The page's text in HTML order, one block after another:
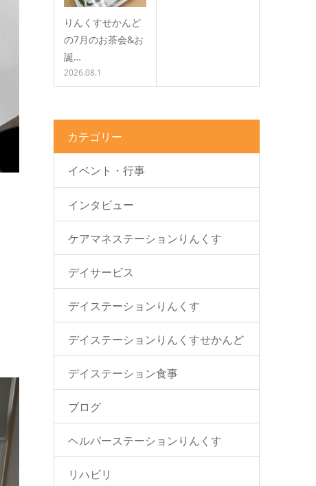
りんくすせかんど
の7月のお茶会&お
誕…
2026.08.1
カテゴリー
イベント・行事
インタビュー
ケアマネステーションりんくす
デイサービス
デイステーションりんくす
デイステーションりんくすせかんど
デイステーション食事
ブログ
ヘルパーステーションりんくす
リハビリ